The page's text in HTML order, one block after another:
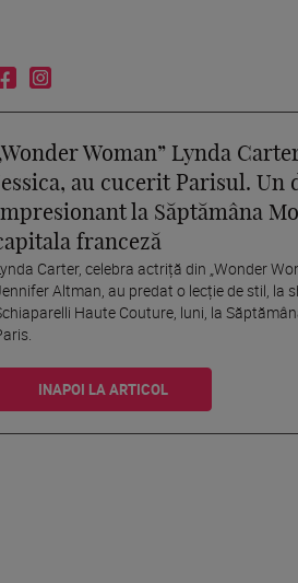
Woman” Lynda
au cucerit Parisul. Un
la Săptămâna
franceză
Carter, celebra actriță din „Wonder
Altman, au predat o lecție de stil, la
Haute Couture, luni, la